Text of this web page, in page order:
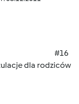
#16
dla rodziców